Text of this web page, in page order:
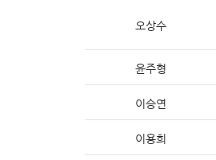
오상수
윤주형
이승연
이용희